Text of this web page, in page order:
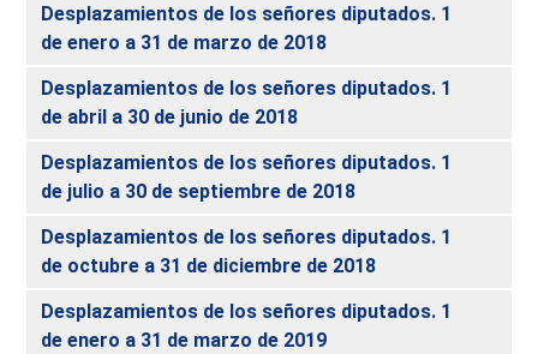
Desplazamientos de los señores diputados. 1
de enero a 31 de marzo de 2018
Desplazamientos de los señores diputados. 1
de abril a 30 de junio de 2018
Desplazamientos de los señores diputados. 1
de julio a 30 de septiembre de 2018
Desplazamientos de los señores diputados. 1
de octubre a 31 de diciembre de 2018
Desplazamientos de los señores diputados. 1
de enero a 31 de marzo de 2019